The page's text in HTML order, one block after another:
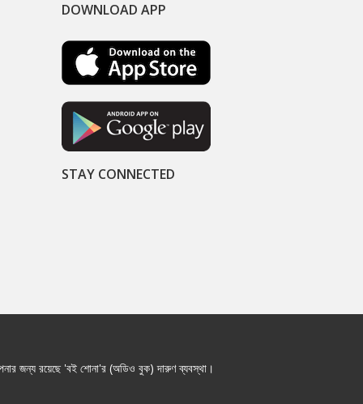
DOWNLOAD APP
STAY CONNECTED
জন্য রয়েছে 'বই শোনা'র (অডিও বুক) দারুণ ব্যবস্থা।